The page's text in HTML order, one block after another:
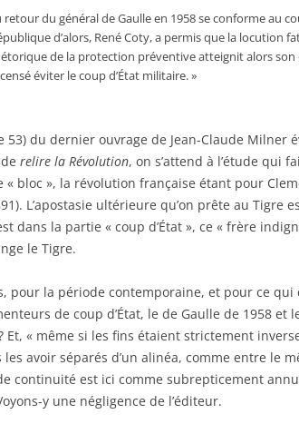
retour du général de Gaulle en 1958 se conforme au
d’alors, René Coty, a permis que la locution
de la protection préventive atteignit alors son
éviter le coup d’État militaire. »
53) du dernier ouvrage de Jean-Claude Milner
relire la Révolution, on s’attend à l’étude qui
« bloc », la révolution française étant pour
L’apostasie ultérieure qu’on prête au Tigre
dans la partie « coup d’État », ce « frère
le Tigre.
pour la période contemporaine, et pour ce qui
de coup d’État, le de Gaulle de 1958 et
Et, « même si les fins étaient strictement
avoir séparés d’un alinéa, comme entre le
continuité est ici comme subrepticement
y une négligence de l’éditeur.